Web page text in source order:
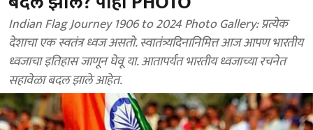
Indian Flag Journey 1906 to 2024 Photo Gallery: प्रत्येक
देशाचा एक स्वतंत्र ध्वज असतो. स्वातंत्र्यदिनानिमित्त आज आपण भारतीय
ध्वजाचा इतिहास जाणून घेवू या. आतापर्यंत भारतीय ध्वजाच्या रचनेत
सहावेळा बदल झाले आहेत.